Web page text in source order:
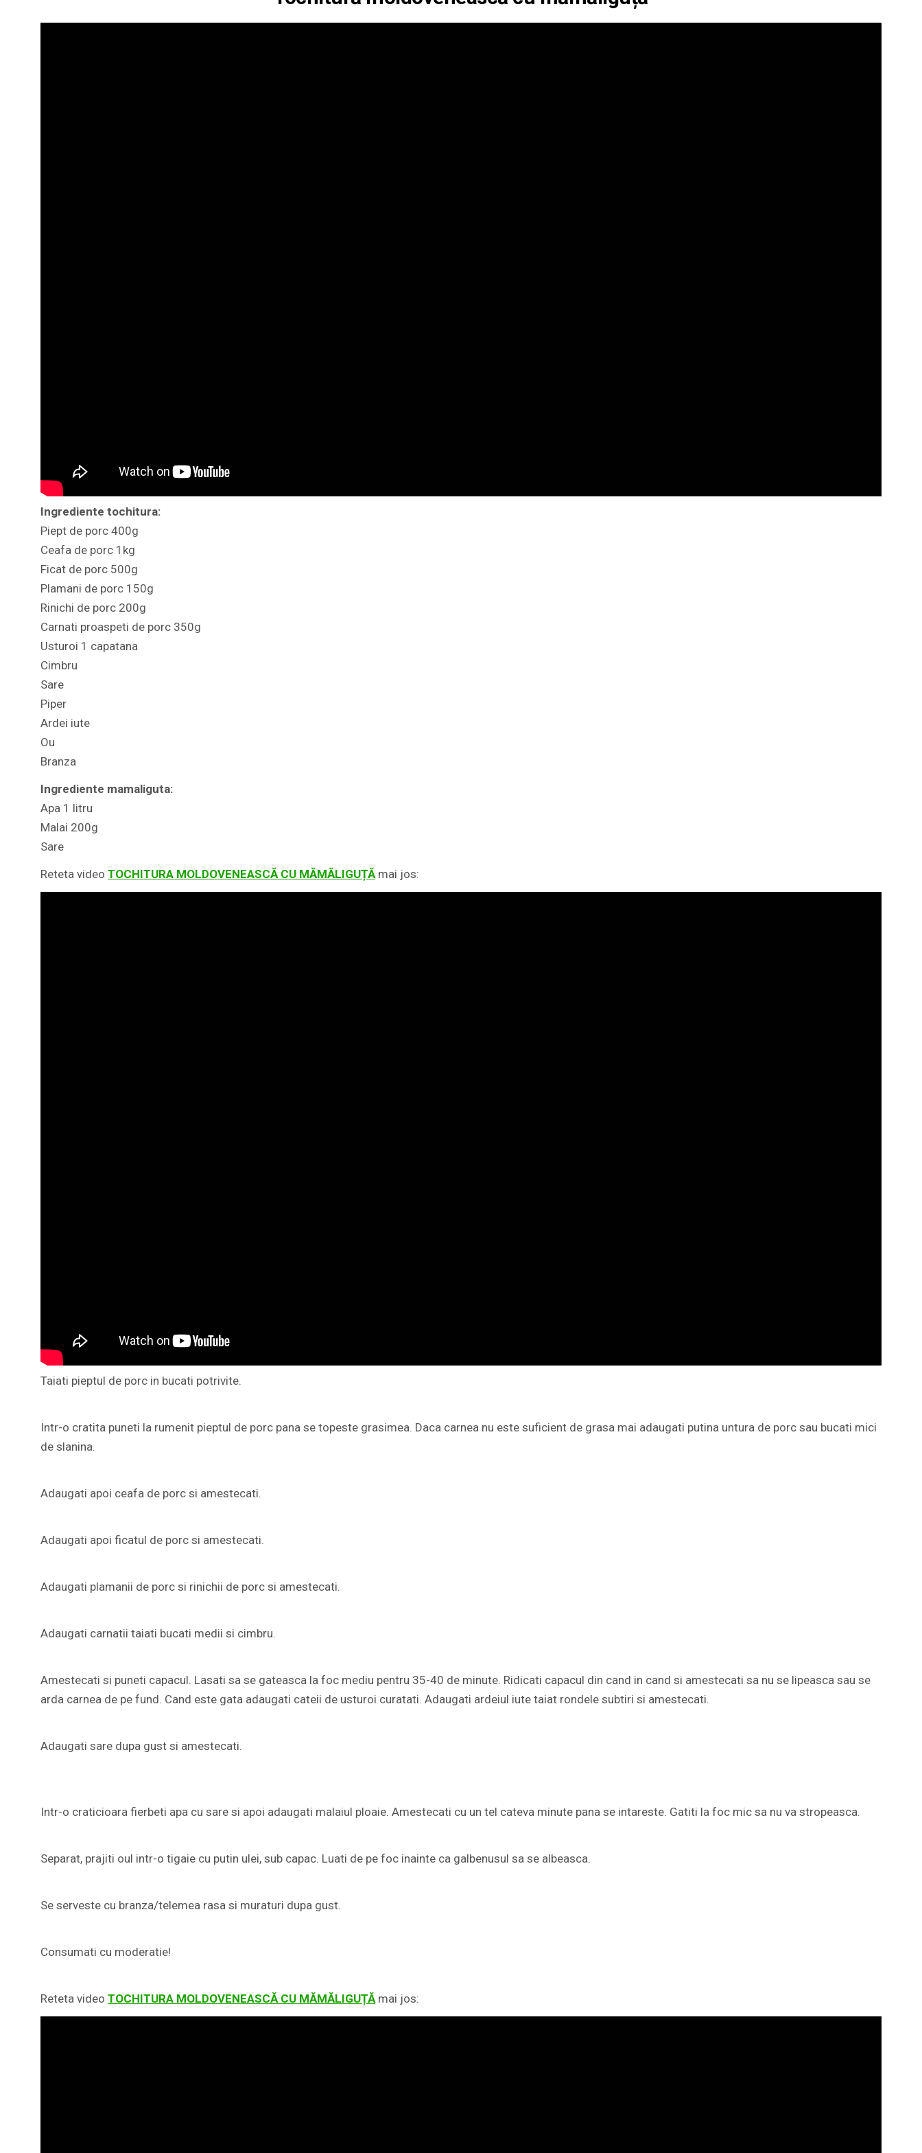
Ingrediente tochitura:
Piept de porc 400g
Ceafa de porc 1kg
Ficat de porc 500g
Plamani de porc 150g
Rinichi de porc 200g
Carnati proaspeti de porc 350g
Usturoi 1 capatana
Cimbru
Sare
Piper
Ardei iute
Ou
Branza
Ingrediente mamaliguta:
Apa 1 litru
Malai 200g
Sare
Reteta video TOCHITURA MOLDOVENEASCĂ CU MĂMĂLIGUȚĂ mai jos:
Taiati pieptul de porc in bucati potrivite.
Intr-o cratita puneti la rumenit pieptul de porc pana se topeste grasimea. Daca carnea nu este suficient de grasa mai adaugati putina untura de porc sau bucati mici
de slanina.
Adaugati apoi ceafa de porc si amestecati.
Adaugati apoi ficatul de porc si amestecati.
Adaugati plamanii de porc si rinichii de porc si amestecati.
Adaugati carnatii taiati bucati medii si cimbru.
Amestecati si puneti capacul. Lasati sa se gateasca la foc mediu pentru 35-40 de minute. Ridicati capacul din cand in cand si amestecati sa nu se lipeasca sau se
arda carnea de pe fund. Cand este gata adaugati cateii de usturoi curatati. Adaugati ardeiul iute taiat rondele subtiri si amestecati.
Adaugati sare dupa gust si amestecati.
Intr-o craticioara fierbeti apa cu sare si apoi adaugati malaiul ploaie. Amestecati cu un tel cateva minute pana se intareste. Gatiti la foc mic sa nu va stropeasca.
Separat, prajiti oul intr-o tigaie cu putin ulei, sub capac. Luati de pe foc inainte ca galbenusul sa se albeasca.
Se serveste cu branza/telemea rasa si muraturi dupa gust.
Consumati cu moderatie!
Reteta video TOCHITURA MOLDOVENEASCĂ CU MĂMĂLIGUȚĂ mai jos: